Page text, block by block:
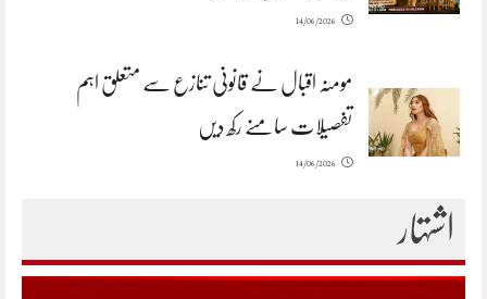
14/06/2026
مومنہ اقبال نے قانونی تنازع سے متعلق اہم
تفصیلات سامنے رکھ دیں
14/06/2026
اشتہار